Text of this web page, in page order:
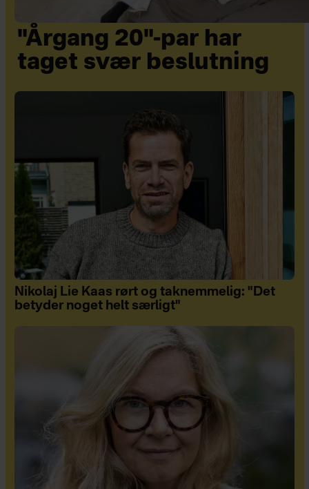
"Årgang 20"-par har
taget svær beslutning
Nikolaj Lie Kaas rørt og taknemmelig: "Det
betyder noget helt særligt"